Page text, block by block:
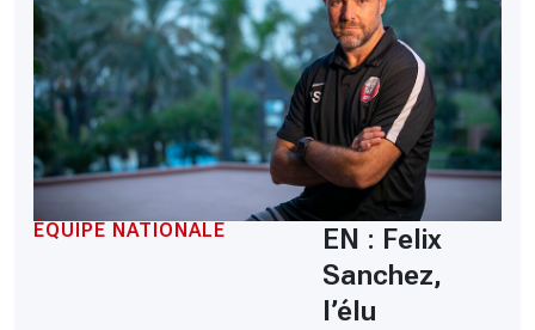
ÉQUIPE NATIONALE
EN : Felix
Sanchez,
l’élu